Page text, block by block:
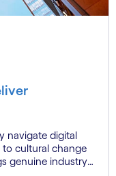
navigate digital
cultural change
genuine industry